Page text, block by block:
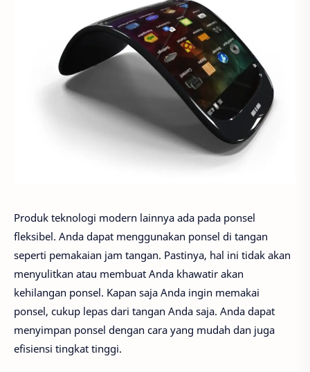
Produk teknologi modern lainnya ada pada ponsel
fleksibel. Anda dapat menggunakan ponsel di tangan
seperti pemakaian jam tangan. Pastinya, hal ini tidak akan
menyulitkan atau membuat Anda khawatir akan
kehilangan ponsel. Kapan saja Anda ingin memakai
ponsel, cukup lepas dari tangan Anda saja. Anda dapat
menyimpan ponsel dengan cara yang mudah dan juga
efisiensi tingkat tinggi.